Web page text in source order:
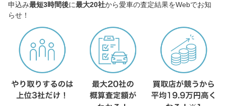
申込み最短3時間後に最大20社から愛車の査定結果をWebでお知
らせ！